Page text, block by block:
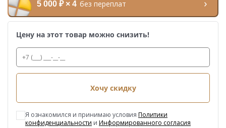
5 000 ₽ × 4 без переплат
Цену на этот товар можно снизить!
Хочу скидку
Я ознакомился и принимаю условия Политики
конфиденциальности и Информированного согласия